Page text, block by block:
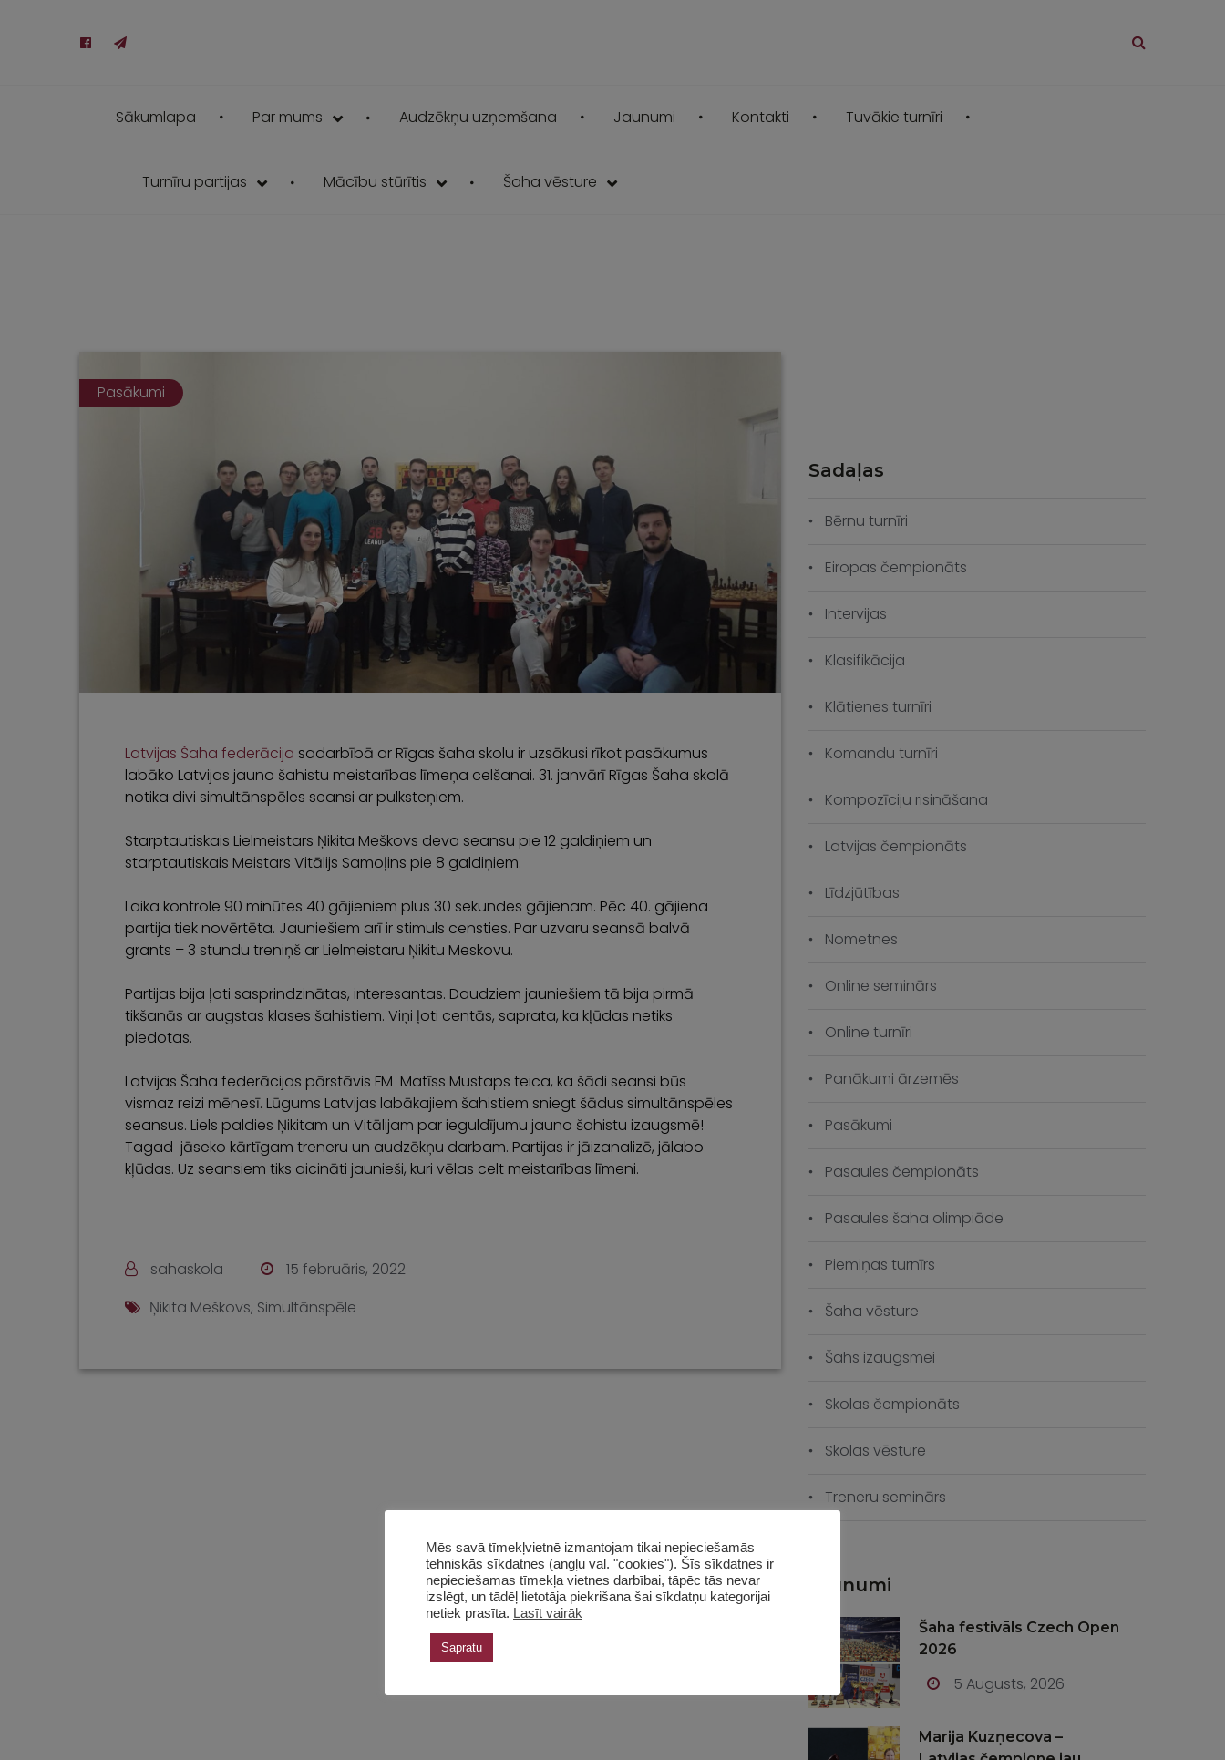
Sākumlapa Par mums Audzēkņu uzņemšana Jaunumi Kontakti Tuvākie turnīri
Turnīru partijas Mācību stūrītis Šaha vēsture
Pasākumi
Latvijas Šaha federācija sadarbībā ar Rīgas šaha skolu ir uzsākusi rīkot pasākumus
labāko Latvijas jauno šahistu meistarības līmeņa celšanai. 31. janvārī Rīgas Šaha skolā
notika divi simultānspēles seansi ar pulksteņiem.
Starptautiskais Lielmeistars Ņikita Meškovs deva seansu pie 12 galdiņiem un
starptautiskais Meistars Vitālijs Samoļins pie 8 galdiņiem.
Laika kontrole 90 minūtes 40 gājieniem plus 30 sekundes gājienam. Pēc 40. gājiena
partija tiek novērtēta. Jauniešiem arī ir stimuls censties. Par uzvaru seansā balvā
grants – 3 stundu treniņš ar Lielmeistaru Ņikitu Meskovu.
Partijas bija ļoti sasprindzinātas, interesantas. Daudziem jauniešiem tā bija pirmā
tikšanās ar augstas klases šahistiem. Viņi ļoti centās, saprata, ka kļūdas netiks
piedotas.
Latvijas Šaha federācijas pārstāvis FM Matīss Mustaps teica, ka šādi seansi būs
vismaz reizi mēnesī. Lūgums Latvijas labākajiem šahistiem sniegt šādus simultānspēles
seansus. Liels paldies Ņikitam un Vitālijam par ieguldījumu jauno šahistu izaugsmē!
Tagad jāseko kārtīgam treneru un audzēkņu darbam. Partijas ir jāizanalizē, jālabo
kļūdas. Uz seansiem tiks aicināti jaunieši, kuri vēlas celt meistarības līmeni.
sahaskola
15 februāris, 2022
Ņikita Meškovs, Simultānspēle
Sadaļas
Bērnu turnīri
Eiropas čempionāts
Intervijas
Klasifikācija
Klātienes turnīri
Komandu turnīri
Kompozīciju risināšana
Latvijas čempionāts
Līdzjūtības
Nometnes
Online seminārs
Online turnīri
Panākumi ārzemēs
Pasākumi
Pasaules čempionāts
Pasaules šaha olimpiāde
Piemiņas turnīrs
Šaha vēsture
Šahs izaugsmei
Skolas čempionāts
Skolas vēsture
Treneru seminārs
Jaunumi
Šaha festivāls Czech Open
2026
5 Augusts, 2026
Marija Kuzņecova –
Mēs savā tīmekļvietnē izmantojam tikai nepieciešamās
tehniskās sīkdatnes (angļu val. "cookies"). Šīs sīkdatnes ir
nepieciešamas tīmekļa vietnes darbībai, tāpēc tās nevar
izslēgt, un tādēļ lietotāja piekrišana šai sīkdatņu kategorijai
netiek prasīta. Lasīt vairāk
Sapratu